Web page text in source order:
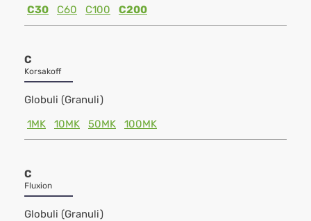
C30
C60 C100 C200
C
Korsakoff
Globuli (Granuli)
1MK
10MK 50MK 100MK
C
Fluxion
Globuli (Granuli)